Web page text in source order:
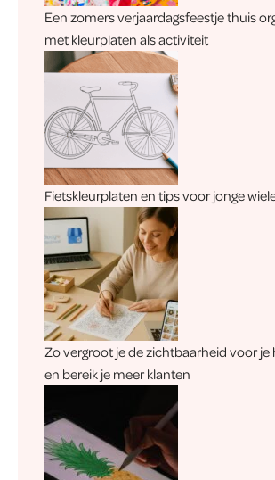
Een zomers verjaardagsfeestje thuis
met kleurplaten als activiteit
Fietskleurplaten en tips voor jonge
Zo vergroot je de zichtbaarheid voor
en bereik je meer klanten